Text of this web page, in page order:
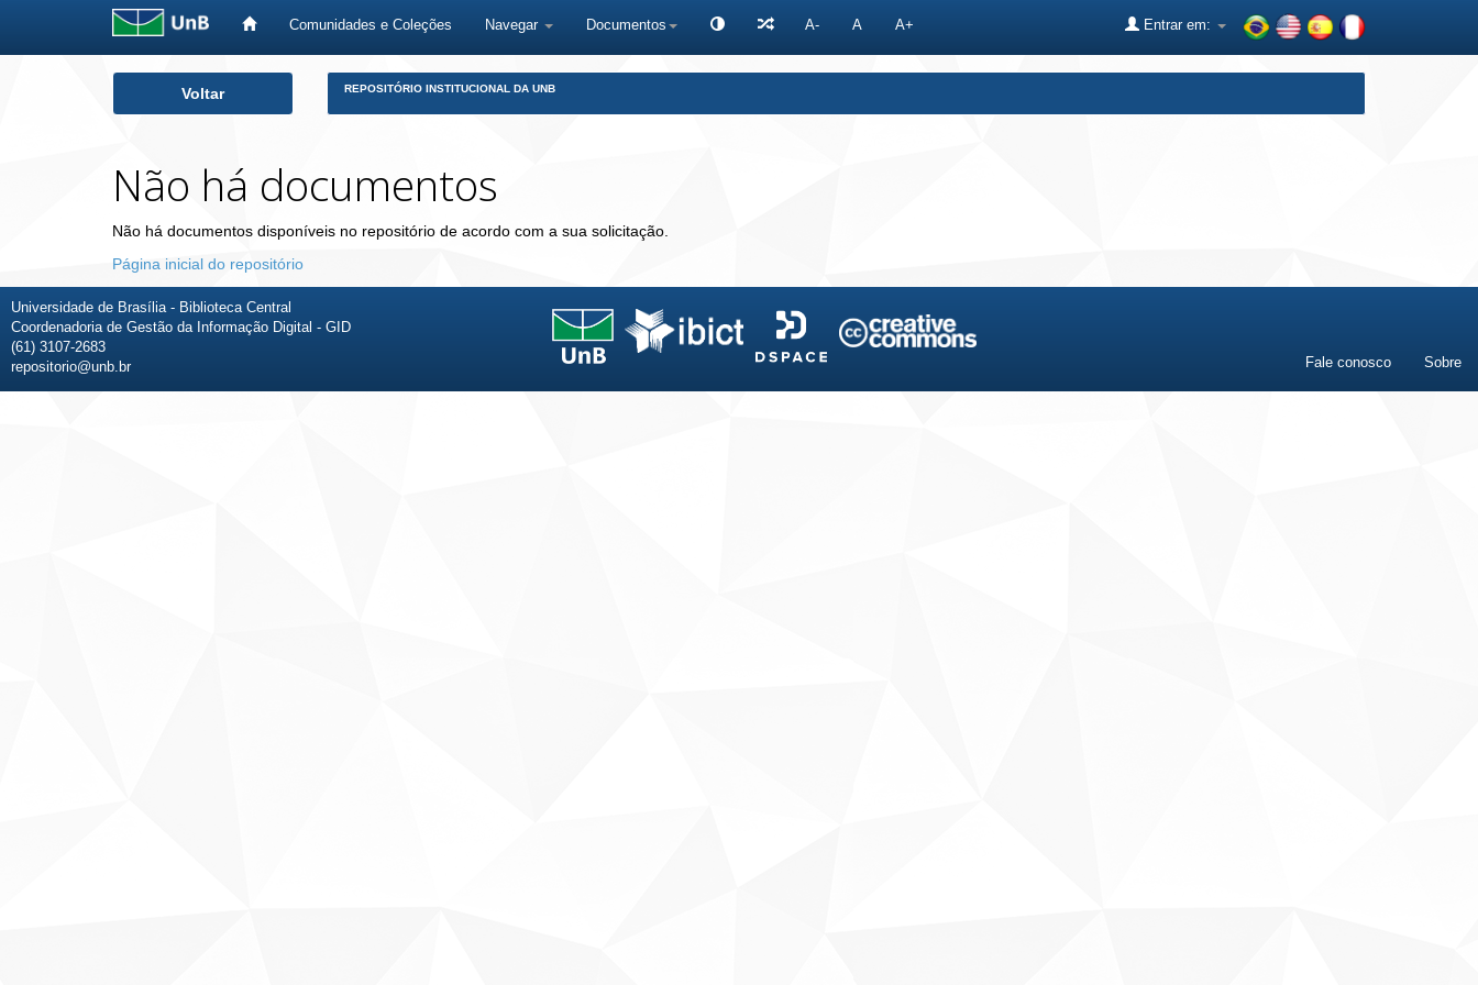
Comunidades e Coleções Navegar Documentos A- A A+ Entrar em:
Voltar REPOSITÓRIO INSTITUCIONAL DA UNB
Não há documentos
Não há documentos disponíveis no repositório de acordo com a sua solicitação.
Página inicial do repositório
Universidade de Brasília - Biblioteca Central
Coordenadoria de Gestão da Informação Digital - GID
(61) 3107-2683
repositorio@unb.br
Fale conosco Sobre